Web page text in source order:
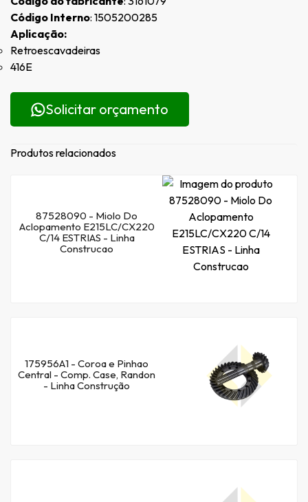
Código Interno: 1505200285
Aplicação:
Retroescavadeiras
416E
Solicitar orçamento
Produtos relacionados
87528090 - Miolo Do
Aclopamento E215LC/CX220
C/14 ESTRIAS - Linha
Construcao
175956A1 - Coroa e Pinhao
Central - Comp. Case, Randon
- Linha Construção